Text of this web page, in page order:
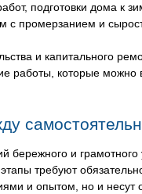
подготовки дома к
с промерзанием и
и капитального
работы, которые
и грамотного
требуют
и опытом, но и несут